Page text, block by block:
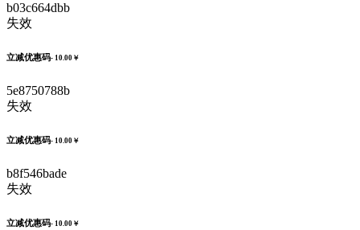
b03c664dbb
失效
立减优惠码- 10.00￥
5e8750788b
失效
立减优惠码- 10.00￥
b8f546bade
失效
立减优惠码- 10.00￥